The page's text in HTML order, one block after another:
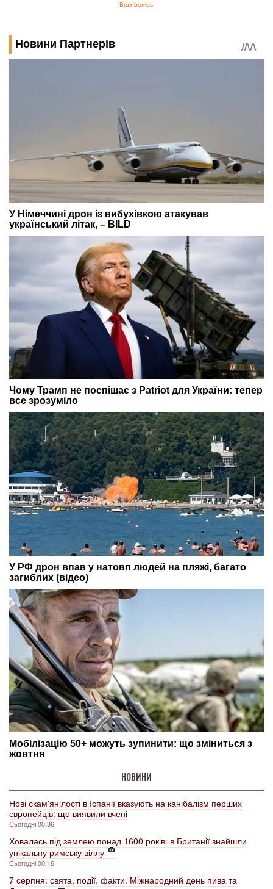
НОВИНИ
Нові скам'янілості в Іспанії вказують на канібалізм перших
європейців: що виявили вчені
Сьогодні 00:36
Ховалась під землею понад 1600 років: в Британії знайшли
унікальну римську віллу
Сьогодні 00:16
7 серпня: свята, події, факти. Міжнародний день пива та